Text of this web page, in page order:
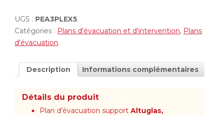
UGS : PEA3PLEX5.
Catégories : Plans d'évacuation et d'intervention, Plans
d'évacuation.
Description Informations complémentaires
Détails du produit
Plan d’évacuation supportAltuglas,